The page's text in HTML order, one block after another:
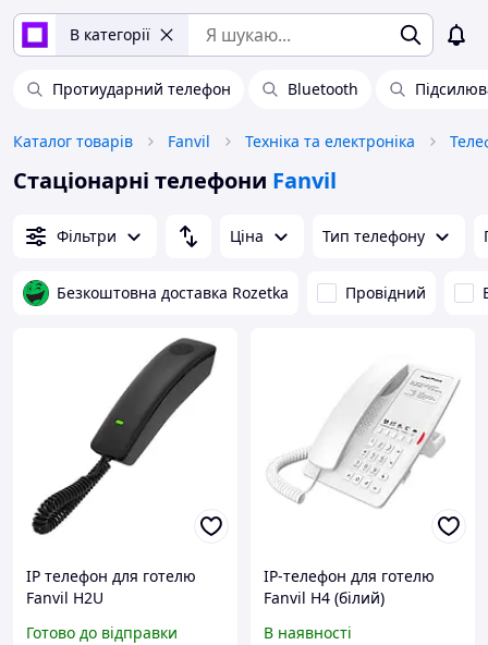
В категорії
Протиударний телефон Bluetooth
Каталог товарів Fanvil Техніка та електроніка
Стаціонарні телефони Fanvil
Фільтри Ціна Тип телефону
Безкоштовна доставка Rozetka Провідний
IP телефон для готелю
Fanvil H2U
Готово до відправки
IP-телефон для готелю
Fanvil H4 (білий)
В наявності